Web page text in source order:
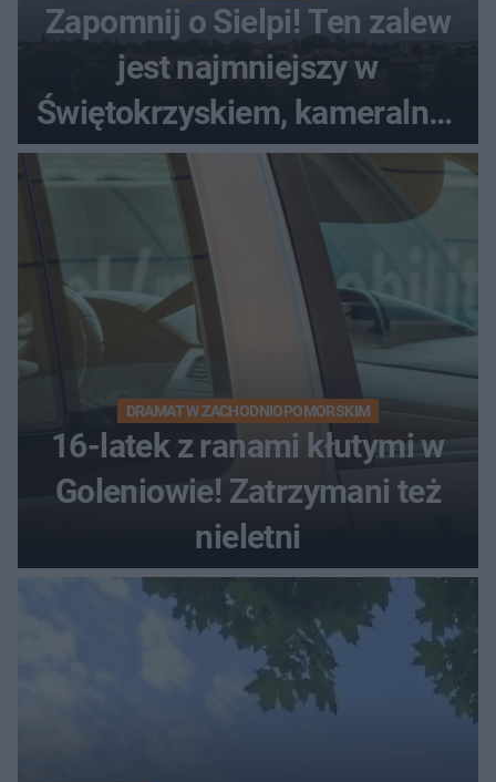
Zapomnij o Sielpi! Ten zalew
jest najmniejszy w
Świętokrzyskiem, kameralny i
bez tłumów
DRAMAT W ZACHODNIOPOMORSKIM
16-latek z ranami kłutymi w
Goleniowie! Zatrzymani też
nieletni